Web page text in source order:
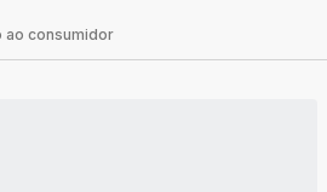
consumidor